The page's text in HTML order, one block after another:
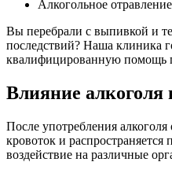
Алкогольное отравление
Вы перебрали с выпивкой и
последствий? Наша клиника
квалифицированную помощь
Влияние алкоголя
После употребления алкоголя
кровоток и распространяется
воздействие на различные